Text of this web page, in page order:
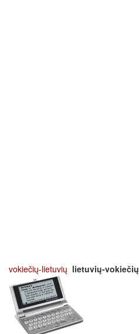
vokiečių-lietuvių lietuvių-vokiečių